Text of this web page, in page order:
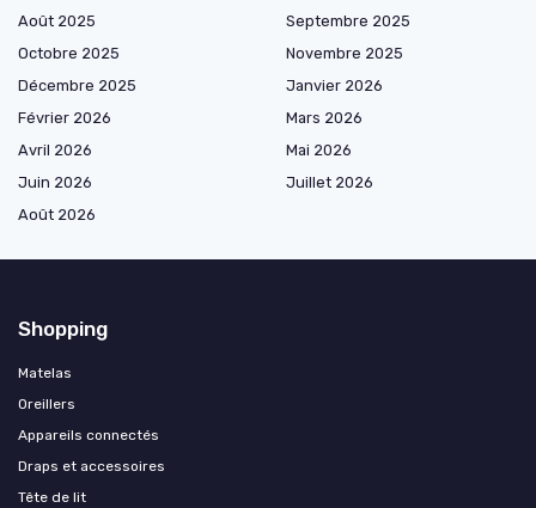
Août 2025
Septembre 2025
Octobre 2025
Novembre 2025
Décembre 2025
Janvier 2026
Février 2026
Mars 2026
Avril 2026
Mai 2026
Juin 2026
Juillet 2026
Août 2026
Shopping
Matelas
Oreillers
Appareils connectés
Draps et accessoires
Tête de lit